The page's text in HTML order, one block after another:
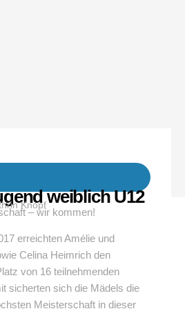
weiblich U12
Knopf
– wir kommen!
erreichten Amélie und
Celina Heimrich den
von 16 teilnehmenden
sicherten sich die Mädels die
Meisterschaft in dieser